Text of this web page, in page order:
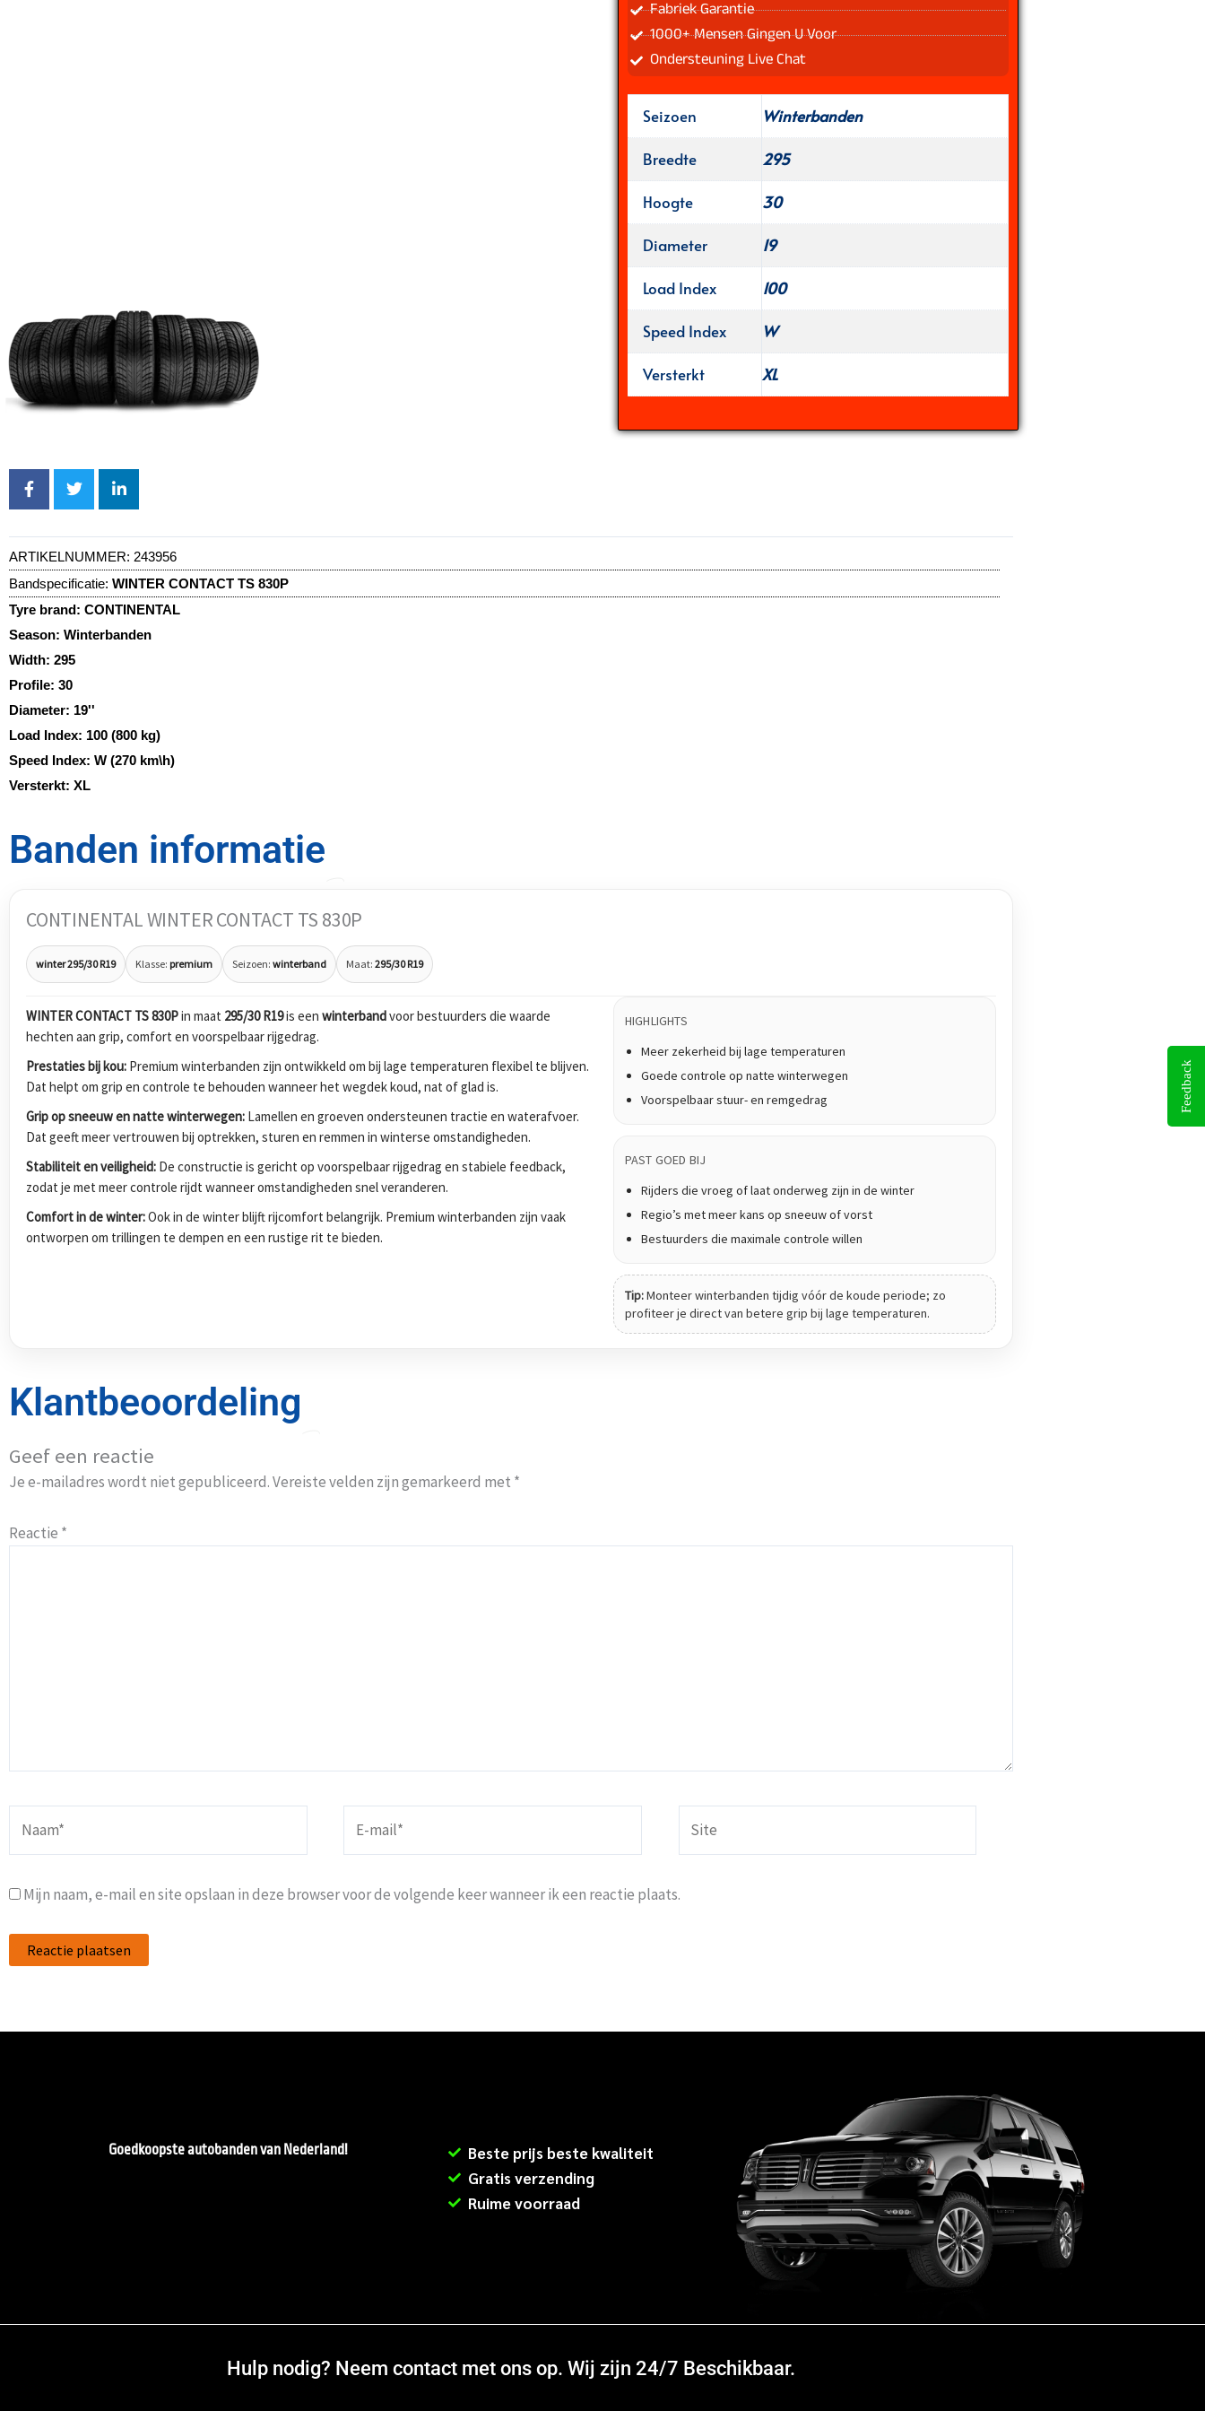
Fabriek Garantie
1000+ Mensen Gingen U Voor
Ondersteuning Live Chat
Seizoen
Winterbanden
Breedte
295
Hoogte
30
Diameter
19
Load Index
100
Speed Index
W
Versterkt
XL
ARTIKELNUMMER: 243956
Bandspecificatie: WINTER CONTACT TS 830P
Tyre brand: CONTINENTAL
Season: Winterbanden
Width: 295
Profile: 30
Diameter: 19''
Load Index: 100 (800 kg)
Speed Index: W (270 km\h)
Versterkt: XL
Banden informatie
CONTINENTAL WINTER CONTACT TS 830P
winter 295/30 R19 Klasse: premium Seizoen: winterband Maat: 295/30 R19
WINTER CONTACT TS 830Pin maat 295/30 R19is een winterbandvoor bestuurders die waarde
hechten aan grip, comfort en voorspelbaar rijgedrag.
Prestaties bij kou: Premium winterbanden zijn ontwikkeld om bij lage temperaturen flexibel te blijven.
Dat helpt om grip en controle te behouden wanneer het wegdek koud, nat of glad is.
Grip op sneeuw en natte winterwegen: Lamellen en groeven ondersteunen tractie en waterafvoer.
Dat geeft meer vertrouwen bij optrekken, sturen en remmen in winterse omstandigheden.
Stabiliteit en veiligheid: De constructie is gericht op voorspelbaar rijgedrag en stabiele feedback,
zodat je met meer controle rijdt wanneer omstandigheden snel veranderen.
Comfort in de winter:Ook in de winter blijft rijcomfort belangrijk. Premium winterbanden zijn vaak
ontworpen om trillingen te dempen en een rustige rit te bieden.
HIGHLIGHTS
Meer zekerheid bij lage temperaturen
Goede controle op natte winterwegen
Voorspelbaar stuur- en remgedrag
PAST GOED BIJ
Rijders die vroeg of laat onderweg zijn in de winter
Regio’s met meer kans op sneeuw of vorst
Bestuurders die maximale controle willen
Tip:Monteer winterbanden tijdig vóór de koude periode; zo
profiteer je direct van betere grip bij lage temperaturen.
Klantbeoordeling
Geef een reactie
Je e-mailadres wordt niet gepubliceerd.Vereiste velden zijn gemarkeerd met *
Reactie *
mail*
Mijn naam, e-mail en site opslaan in deze browser voor de volgende keer wanneer ik een reactie plaats.
Goedkoopste autobanden van Nederland!
Beste prijs beste kwaliteit
Gratis verzending
Ruime voorraad
Hulp nodig? Neem contact met ons op. Wij zijn 24/7 Beschikbaar.
Feedback